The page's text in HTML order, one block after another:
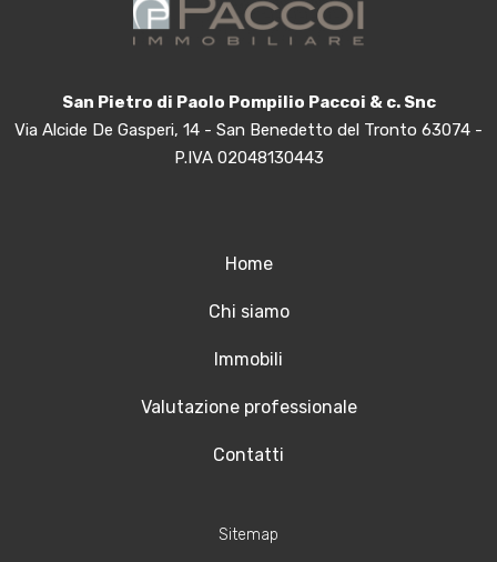
San Pietro di Paolo Pompilio Paccoi & c. Snc
Via Alcide De Gasperi, 14 - San Benedetto del Tronto 63074 -
P.IVA 02048130443
Home
Chi siamo
Immobili
Valutazione professionale
Contatti
Sitemap